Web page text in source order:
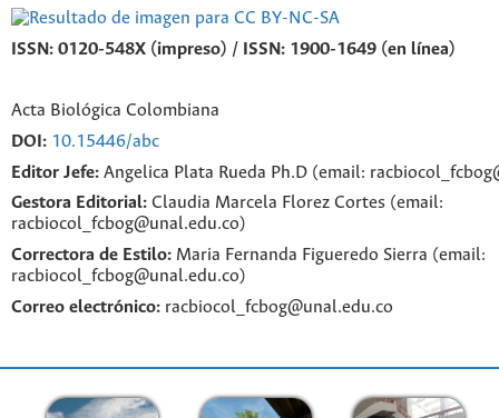
ISSN: 0120-548X (impreso) / ISSN: 1900-1649 (en línea)
Acta Biológica Colombiana
DOI: 10.15446/abc
Editor Jefe: Angelica Plata Rueda Ph.D (email:
Gestora Editorial: Claudia Marcela Florez Cortes (email:
racbiocol_fcbog@unal.edu.co)
Correctora de Estilo: Maria Fernanda Figueredo Sierra (email:
racbiocol_fcbog@unal.edu.co)
Correo electrónico: racbiocol_fcbog@unal.edu.co